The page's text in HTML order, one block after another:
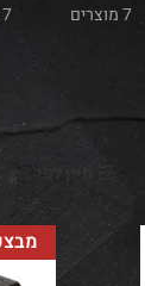
7 מוצרים
7 מוצרים
השכרת ציוד הגברה
הגברה מקצועי
מיין לפי